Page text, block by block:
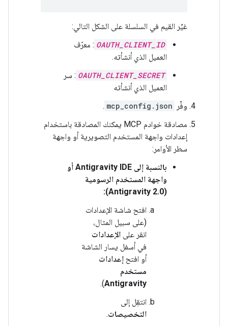
غيِّر القيم في السلسلة على الشكل التالي:
OAUTH_CLIENT_ID : معرّف
العميل الذي أنشأته.
OAUTH_CLIENT_SECRET : سر
العميل الذي أنشأته
وفِّر ‎
mcp_config.json
.
مصادقة خوادم MCP يمكنك المصادقة باستخدام
إعدادات واجهة المستخدم التصويرية أو واجهة
سطر الأوامر:
بالنسبة إلى Antigravity IDE أو
واجهة المستخدم الرسومية
(Antigravity 2.0):
افتح شاشة الإعدادات
(على سبيل المثال،
انقر على الإعدادات
في أسفل يسار الشاشة
أو افتح إعدادات
مستخدم
Antigravity
).
انتقِل إلى
التخصيصات.